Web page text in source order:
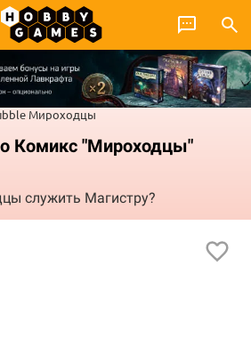
Мироходцы
Комикс "Мироходцы"
служить Магистру?